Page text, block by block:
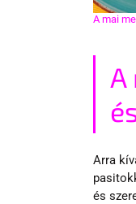
A mai
A
Arra
és